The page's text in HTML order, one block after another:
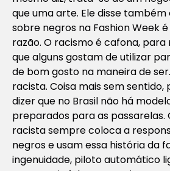
que uma arte. Ele disse também
sobre negros na Fashion Week
razão. O racismo é cafona,
que alguns gostam de utilizar
de bom gosto na maneira de
racista. Coisa mais sem sentido,
dizer que no Brasil não há
preparados para as passarelas.
racista sempre coloca a
negros e usam essa história da
ingenuidade, piloto automático